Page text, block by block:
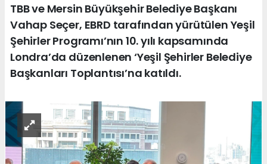
TBB ve Mersin Büyükşehir Belediye Başkanı
Vahap Seçer, EBRD tarafından yürütülen Yeşil
Şehirler Programı’nın 10. yılı kapsamında
Londra’da düzenlenen ‘Yeşil Şehirler Belediye
Başkanları Toplantısı’na katıldı.